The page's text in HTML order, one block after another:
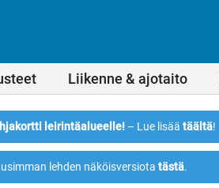
Liikenne & ajotaito
leirintäalueelle! – Lue lisää täältä!
lehden näköisversiota tästä.